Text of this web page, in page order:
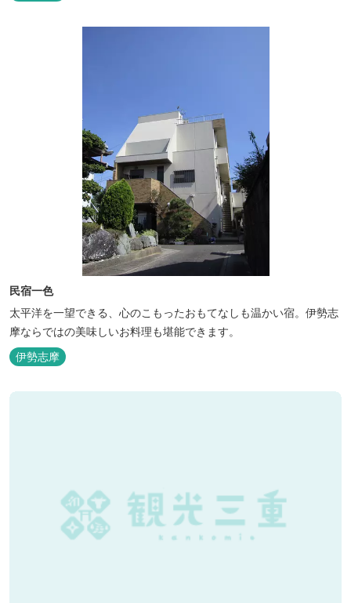
民宿一色
太平洋を一望できる、心のこもったおもてなしも温かい宿。伊勢志
摩ならではの美味しいお料理も堪能できます。
伊勢志摩